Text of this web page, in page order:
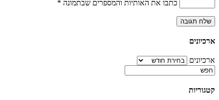
כתבו את האותיות והמספרים שבתמונה *
ארכיונים
ארכיונים
קטגוריות